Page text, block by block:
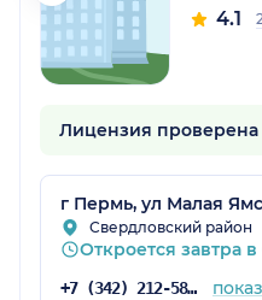
4.1
Лицензия проверена
г Пермь, ул Малая
Свердловский район
Откроется завтра в
+7 (342) 212-58-63